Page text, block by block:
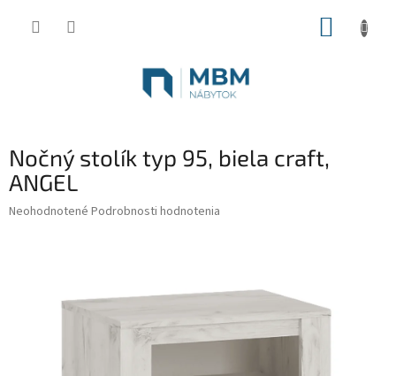
Nočný stolík typ 95, biela craft,
ANGEL
Priemerné
Neohodnotené Podrobnosti hodnotenia